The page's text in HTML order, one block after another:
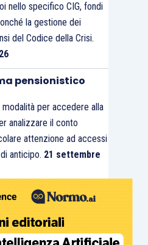
nello specifico CIG, fondi
la gestione dei
del Codice della Crisi.
pensionistico
modalità per accedere alla
analizzare il conto
attenzione ad accessi
anticipo. 21 settembre